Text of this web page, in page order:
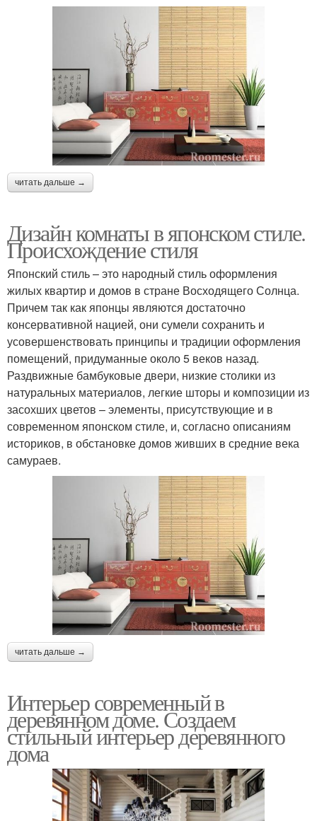
читать дальше →
Дизайн комнаты в японском стиле.
Происхождение стиля
Японский стиль – это народный стиль оформления
жилых квартир и домов в стране Восходящего Солнца.
Причем так как японцы являются достаточно
консервативной нацией, они сумели сохранить и
усовершенствовать принципы и традиции оформления
помещений, придуманные около 5 веков назад.
Раздвижные бамбуковые двери, низкие столики из
натуральных материалов, легкие шторы и композиции из
засохших цветов – элементы, присутствующие и в
современном японском стиле, и, согласно описаниям
историков, в обстановке домов живших в средние века
самураев.
читать дальше →
Интерьер современный в
деревянном доме. Создаем
стильный интерьер деревянного
дома